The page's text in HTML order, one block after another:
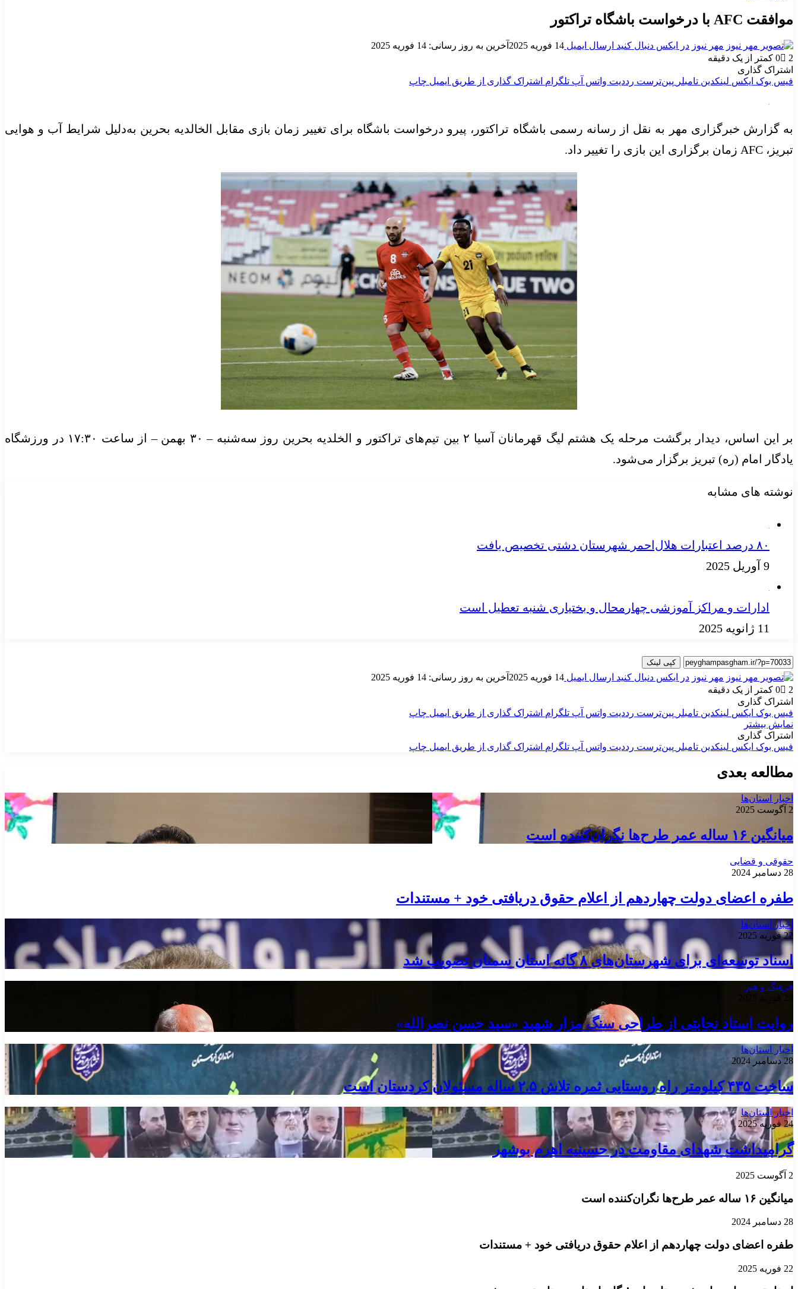
موافقت AFC با درخواست باشگاه تراکتور
مهر نیوز در ایکس دنبال کنید ارسال ایمیل 14 فوریه 2025
آخرین به روز رسانی: 14 فوریه 2025
0
2
کمتر از یک دقیقه
اشتراک گذاری
فیس بوک ایکس لینکدین ‫تامبلر ‫پین‌ترست ‫رددیت واتس آپ تلگرام اشتراک گذاری از طریق ایمیل چاپ
به گزارش خبرگزاری مهر به نقل از رسانه رسمی باشگاه تراکتور، پیرو درخواست باشگاه برای تغییر زمان بازی مقابل الخالدیه بحرین به‌دلیل شرایط آب و هوایی
تبریز، AFC زمان برگزاری این بازی را تغییر داد.
بر این اساس، دیدار برگشت مرحله یک هشتم لیگ قهرمانان آسیا ۲ بین تیم‌های تراکتور و الخلدیه
بحرین روز سه‌شنبه – ۳۰ بهمن – از ساعت ۱۷:۳۰ در ورزشگاه
یادگار امام (ره) تبریز برگزار می‌شود.
نوشته های مشابه
۸۰ درصد اعتبارات هلال‌احمر شهرستان دشتی تخصیص یافت
9 آوریل 2025
ادارات و مراکز آموزشی چهارمحال‌ و بختیاری شنبه تعطیل است
11 ژانویه 2025
کپی لینک
مهر نیوز در ایکس دنبال کنید ارسال ایمیل 14 فوریه 2025
آخرین به روز رسانی: 14 فوریه 2025
0
2
کمتر از یک دقیقه
اشتراک گذاری
فیس بوک ایکس لینکدین ‫تامبلر ‫پین‌ترست ‫رددیت واتس آپ تلگرام اشتراک گذاری از طریق ایمیل چاپ
نمایش بیشتر
اشتراک گذاری
فیس بوک ایکس لینکدین ‫تامبلر ‫پین‌ترست ‫رددیت واتس آپ تلگرام اشتراک گذاری از طریق ایمیل چاپ
مطالعه بعدی
اخبار استان‌ها
2 آگوست 2025
میانگین ۱۶ ساله عمر طرح‌ها نگران‌کننده است
حقوقی و قضایی
28 دسامبر 2024
طفره اعضای دولت چهاردهم از اعلام حقوق دریافتی خود + مستندات
اخبار استان‌ها
22 فوریه 2025
اسناد توسعه‌ای برای شهرستان‌های ۸ گانه استان سمنان تصویب شد
فرهنگ و هنر
روایت استاد نجابتی از طراحی سنگ مزار شهید «سید حسن نصرالله»
اخبار استان‌ها
28 دسامبر 2024
ساخت ۴۳۵ کیلومتر راه روستایی ثمره تلاش ۲.۵ ساله مسئولان کردستان است
اخبار استان‌ها
24 فوریه 2025
گرامیداشت شهدای مقاومت در حسینیه اهرم بوشهر
2 آگوست 2025
میانگین ۱۶ ساله عمر طرح‌ها نگران‌کننده است
28 دسامبر 2024
طفره اعضای دولت چهاردهم از اعلام حقوق دریافتی خود + مستندات
22 فوریه 2025